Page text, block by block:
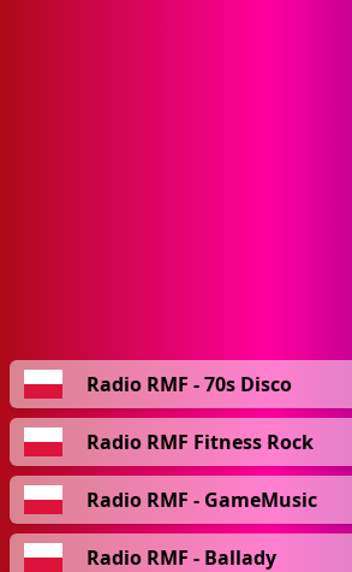
Radio RMF - 70s Disco
Radio RMF Fitness Rock
Radio RMF - GameMusic
Radio RMF - Ballady